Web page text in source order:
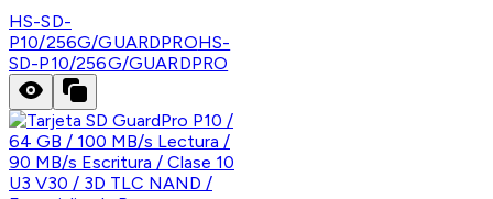
HS-SD-
P10/256G/GUARDPROHS-
SD-P10/256G/GUARDPRO